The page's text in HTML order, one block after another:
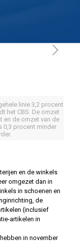
linie 3,2 procent
het CBS. De omzet
en de omzet van de
0,3 procent minder
en de winkels
omgezet dan in
in schoenen en
de
(inclusief
artikelen in
in november